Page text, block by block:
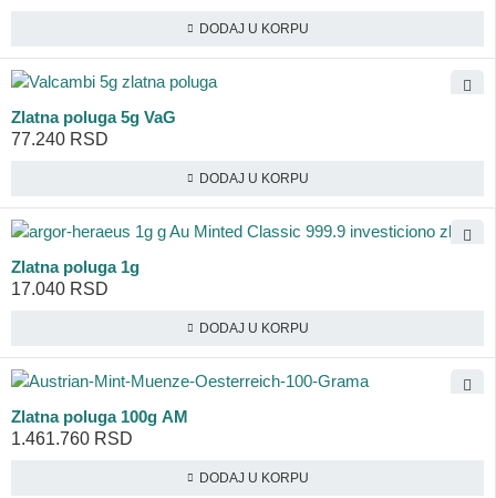
DODAJ U KORPU
Zlatna poluga 5g VaG
77.240 RSD
DODAJ U KORPU
Zlatna poluga 1g
17.040 RSD
DODAJ U KORPU
Zlatna poluga 100g AM
1.461.760 RSD
DODAJ U KORPU